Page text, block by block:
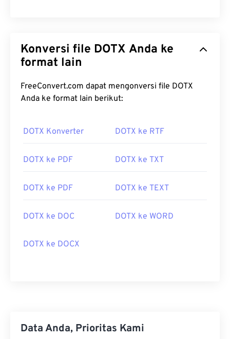
Konversi file DOTX Anda ke
format lain
FreeConvert.com dapat mengonversi file DOTX
Anda ke format lain berikut:
DOTX Konverter DOTX ke RTF
DOTX ke PDF DOTX ke TXT
DOTX ke PDF DOTX ke TEXT
DOTX ke DOC DOTX ke WORD
DOTX ke DOCX
Data Anda, Prioritas Kami